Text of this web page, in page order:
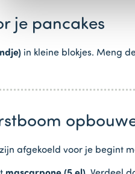
je pancakes
in kleine blokjes. Meng
afgekoeld voor je begint